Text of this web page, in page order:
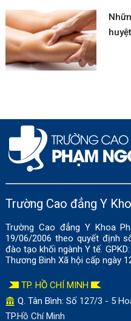
Trường Cao đẳng Y
Trường Cao đẳng Y Khoa
19/06/2006 theo quyết định
đào tạo khối ngành Y tế.
Thương Binh Xã hội cấp ngày
TP. HỒ CHÍ MINH
Q. Tân Bình: Số 127/3 - 5
TP.Hồ Chí Minh